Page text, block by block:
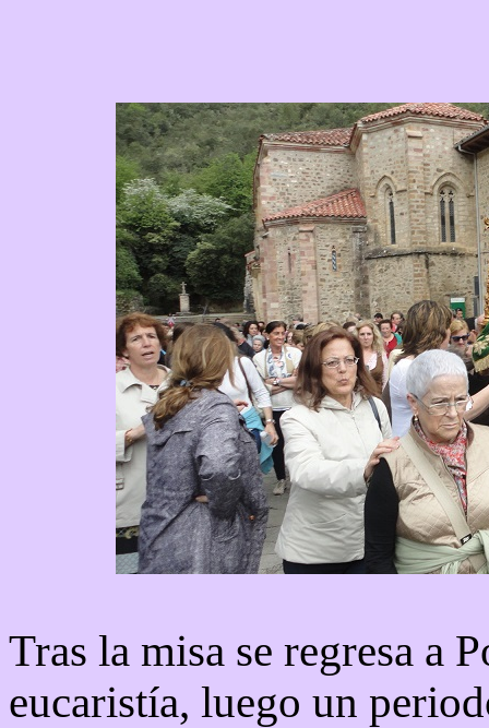
Tras la misa se regresa a
eucaristía, luego un